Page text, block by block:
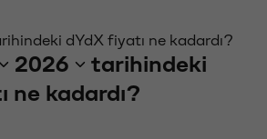
dYdX fiyatı ne kadardı?
2026
tarihindeki
ne kadardı?